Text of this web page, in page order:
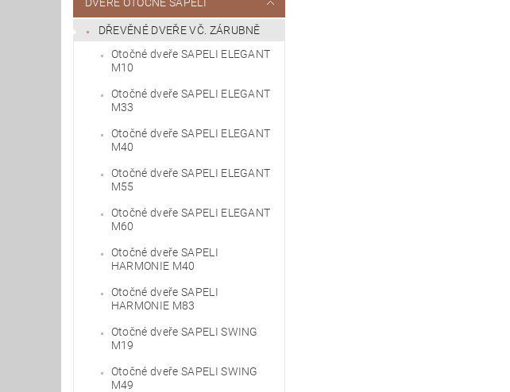
DVEŘE OTOČNÉ SAPELI
DŘEVĚNÉ DVEŘE VČ. ZÁRUBNĚ
Otočné dveře SAPELI ELEGANT
M10
Otočné dveře SAPELI ELEGANT
M33
Otočné dveře SAPELI ELEGANT
M40
Otočné dveře SAPELI ELEGANT
M55
Otočné dveře SAPELI ELEGANT
M60
Otočné dveře SAPELI
HARMONIE M40
Otočné dveře SAPELI
HARMONIE M83
Otočné dveře SAPELI SWING
M19
Otočné dveře SAPELI SWING
M49